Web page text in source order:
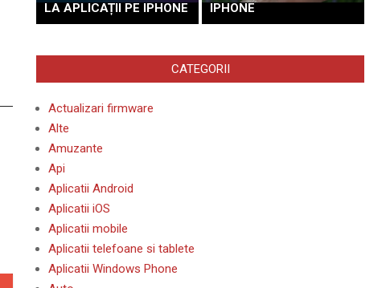
LA APLICAȚII PE IPHONE
IPHONE
CATEGORII
Actualizari firmware
Alte
Amuzante
Api
Aplicatii Android
Aplicatii iOS
Aplicatii mobile
Aplicatii telefoane si tablete
Aplicatii Windows Phone